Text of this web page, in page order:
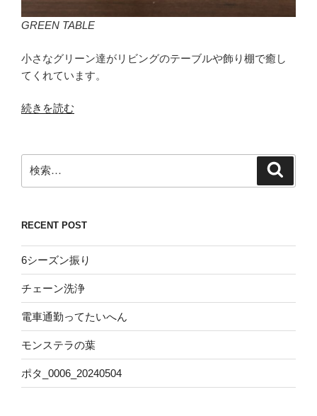
GREEN TABLE
小さなグリーン達がリビングのテーブルや飾り棚で癒し
てくれています。
“GREEN
続きを読む
索:
RECENT POST
6シーズン振り
チェーン洗浄
電車通勤ってたいへん
モンステラの葉
ポタ_0006_20240504